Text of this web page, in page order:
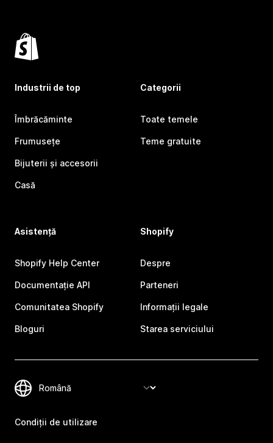
Industrii de top
Îmbrăcăminte
Frumusețe
Bijuterii și accesorii
Casă
Categorii
Toate temele
Teme gratuite
Asistență
Shopify Help Center
Documentație API
Comunitatea Shopify
Bloguri
Shopify
Despre
Parteneri
Informații legale
Starea serviciului
Condiții de utilizare